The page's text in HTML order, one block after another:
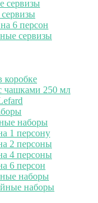
сервизы
6 персон
сервизы
коробке
чашками 250 мл
наборы
1 персону
2 персоны
4 персоны
6 персон
наборы
наборы